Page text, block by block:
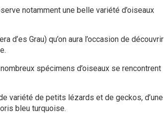
notamment une belle variété d’oiseaux
d’es Grau) qu’on aura l’occasion de découvrir
spécimens d’oiseaux se rencontrent
variété de petits lézards et de geckos, d’une
bleu turquoise.